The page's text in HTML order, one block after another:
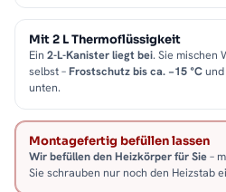
Mit 2 L Thermoflüssigkeit
Ein 2-L-Kanister liegt bei. Sie mischen
selbst –Frostschutz bis ca. −15 °C
unten.
Montagefertig befüllen lassen
Wir befüllen den Heizkörper für Sie–
Sie schrauben nur noch den Heizstab